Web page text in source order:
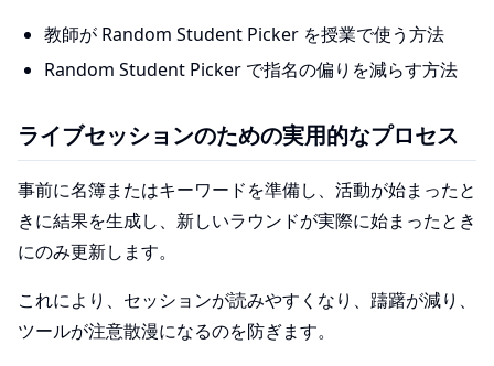
教師が Random Student Picker を授業で使う方法
Random Student Picker で指名の偏りを減らす方法
ライブセッションのための実用的なプロセス
事前に名簿またはキーワードを準備し、活動が始まったと
きに結果を生成し、新しいラウンドが実際に始まったとき
にのみ更新します。
これにより、セッションが読みやすくなり、躊躇が減り、
ツールが注意散漫になるのを防ぎます。